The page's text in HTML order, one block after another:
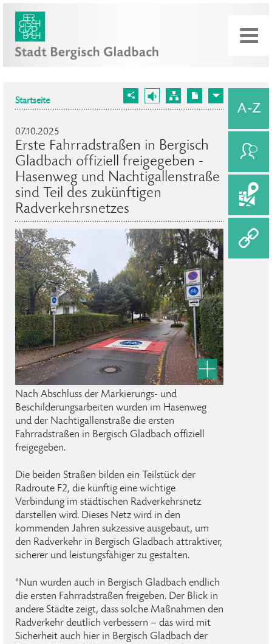
Startseite
07.10.2025
Erste Fahrradstraßen in Bergisch
Gladbach offiziell freigegeben -
Hasenweg und Nachtigallenstraße
sind Teil des zukünftigen
Radverkehrsnetzes
Nach Abschluss der Markierungs- und
Beschilderungsarbeiten wurden im Hasenweg
und der Nachtigallenstraße die ersten
Fahrradstraßen in Bergisch Gladbach offiziell
freigegeben.
Die beiden Straßen bilden ein Teilstück der
Radroute F2, die künftig eine wichtige
Verbindung im städtischen Radverkehrsnetz
darstellen wird. Dieses Netz wird in den
kommenden Jahren sukzessive ausgebaut, um
den Radverkehr in Bergisch Gladbach attraktiver,
sicherer und leistungsfähiger zu gestalten.
"Nun wurden auch in Bergisch Gladbach endlich
die ersten Fahrradstraßen freigeben. Der Blick in
andere Städte zeigt, dass solche Maßnahmen den
Radverkehr deutlich verbessern – das wird mit
Sicherheit auch hier in Bergisch Gladbach der